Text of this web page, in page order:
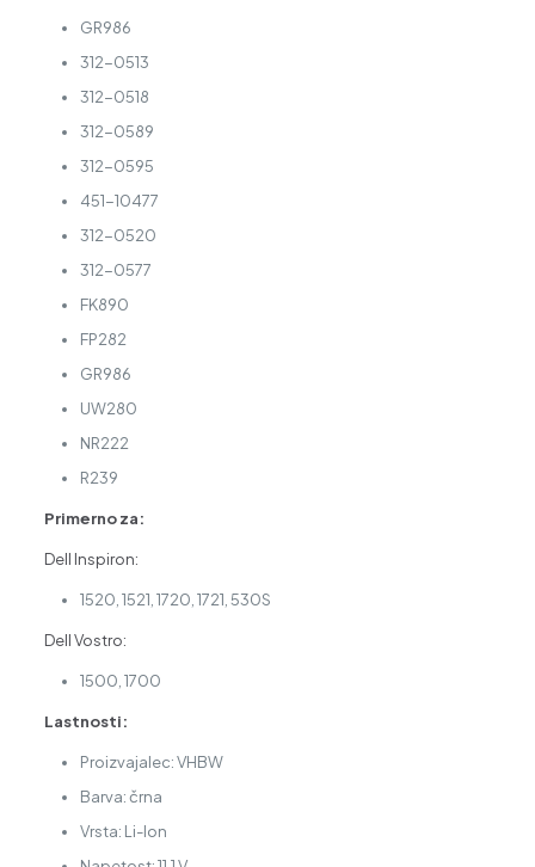
GR986
312-0513
312-0518
312-0589
312-0595
451-10477
312-0520
312-0577
FK890
FP282
GR986
UW280
NR222
R239
Primerno za:
Dell Inspiron:
1520, 1521, 1720, 1721, 530S
Dell Vostro:
1500, 1700
Lastnosti:
Proizvajalec: VHBW
Barva: črna
Vrsta: Li-Ion